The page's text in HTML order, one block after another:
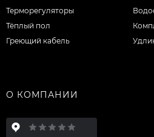
Терморегуляторы
Тёплый пол
Греющий кабель
О КОМПАНИИ